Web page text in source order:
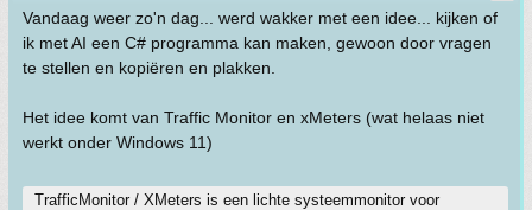
Vandaag weer zo'n dag... werd wakker met een idee... kijken of
ik met AI een C# programma kan maken, gewoon door vragen
te stellen en kopiëren en plakken.
Het idee komt van Traffic Monitor en xMeters (wat helaas niet
werkt onder Windows 11)
TrafficMonitor / XMeters is een lichte systeemmonitor voor